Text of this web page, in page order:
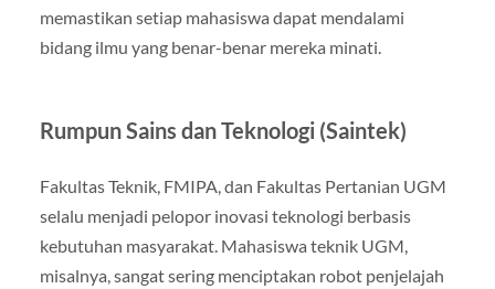
memastikan setiap mahasiswa dapat mendalami
bidang ilmu yang benar-benar mereka minati.
Rumpun Sains dan Teknologi (Saintek)
Fakultas Teknik, FMIPA, dan Fakultas Pertanian UGM
selalu menjadi pelopor inovasi teknologi berbasis
kebutuhan masyarakat. Mahasiswa teknik UGM,
misalnya, sangat sering menciptakan robot penjelajah